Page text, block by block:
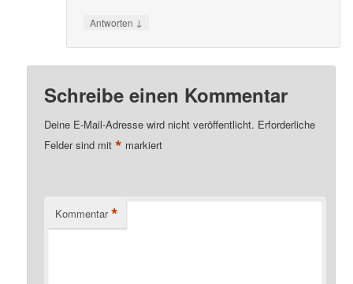
Antworten ↓
Schreibe einen Kommentar
Deine E-Mail-Adresse wird nicht veröffentlicht. Erforderliche
Felder sind mit* markiert
Kommentar *